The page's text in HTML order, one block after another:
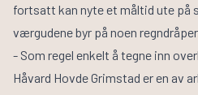
fortsatt kan nyte et måltid ute på
værgudene byr på noen
- Som regel enkelt å tegne inn
Håvard Hovde Grimstad er en av